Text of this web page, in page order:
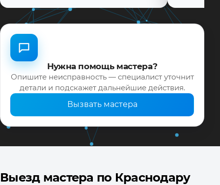
Нужна помощь мастера?
Опишите неисправность — специалист уточнит
детали и подскажет дальнейшие действия.
Вызвать мастера
Выезд мастера по Краснодару